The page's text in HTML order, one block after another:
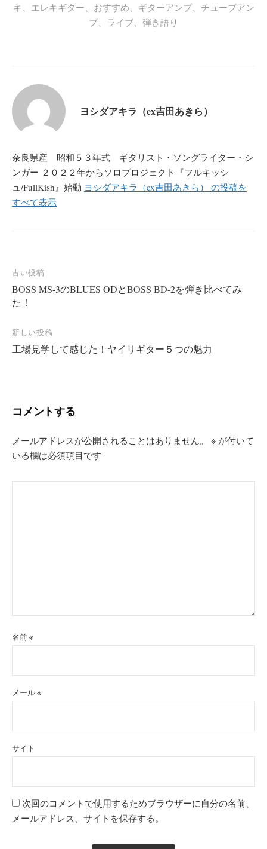
キ
エレキギター おすすめ ギターアンプ、 チューブアン
プ、 ライブ 弾き語り
ヨシダアキラ（ex吉田あきら）
奈良県産 昭和５３年式 ギタリスト・ソングライター・シ
ンガー ２０２２年からソロプロジェクト『フルキッシ
ュ/FullKish』始動 ヨシダアキラ（ex吉田あきら） の投稿を
すべて表示
投
稿
ナ
ビ
ゲ
ン
古い投稿
BOSS MS-3のBLUES ODとBOSS BD-2を弾き比べてみ
た！
新しい投稿
工場見学して感じた！ヤイリギター５つの魅力
コメントする
メールアドレスが公開されることはありません。 ※ が付いて
いる欄は必須項目です
名前※
メール※
サイト
次回のコメントで使用するためブラウザーに自分の名前、
メールアドレス、サイトを保存する。